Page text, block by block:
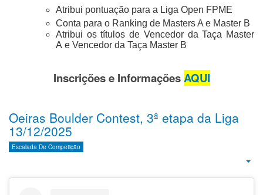
Atribui pontuação para a Liga Open FPME
Conta para o Ranking de Masters A e Master B
Atribui os títulos de Vencedor da Taça Master
A e Vencedor da Taça Master B
Inscrições e InformaçõesAQUI
Oeiras Boulder Contest, 3ª etapa da Liga
13/12/2025
Escalada De Competição